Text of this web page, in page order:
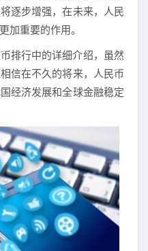
逐步增强，在未来，人民
加重要的作用。
排行中的详细介绍，虽然
信在不久的将来，人民币
经济发展和全球金融稳定